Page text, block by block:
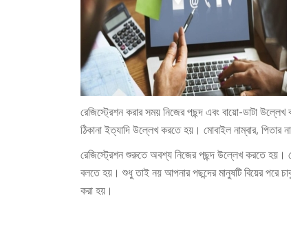
রেজিস্ট্রেশন করার সময় নিজের পছন্দ এবং বায়ো-ডাটা উল্লেখ
ঠিকানা ইত্যাদি উল্লেখ করতে হয়। মোবাইল নাম্বার, পিতার
রেজিস্ট্রেশন শুরুতে অবশ্য নিজের পছন্দ উল্লেখ করতে
বলতে হয়। শুধু তাই নয় আপনার পছন্দের মানুষটি বিয়ের পরে
করা হয়।